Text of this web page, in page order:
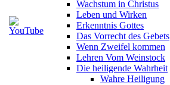
Wachstum in Christus
Leben und Wirken
Erkenntnis Gottes
Das Vorrecht des Gebets
Wenn Zweifel kommen
Lehren Vom Weinstock
Die heiligende Wahrheit
Wahre Heiligung